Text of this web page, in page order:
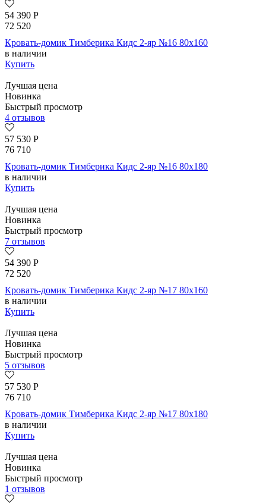
54 390 Р
72 520
Кровать-домик Тимберика Кидс 2-яр №16 80х160
в наличии
Купить
Лучшая цена
Новинка
Быстрый просмотр
4 отзывов
57 530 Р
76 710
Кровать-домик Тимберика Кидс 2-яр №16 80х180
в наличии
Купить
Лучшая цена
Новинка
Быстрый просмотр
7 отзывов
54 390 Р
72 520
Кровать-домик Тимберика Кидс 2-яр №17 80х160
в наличии
Купить
Лучшая цена
Новинка
Быстрый просмотр
5 отзывов
57 530 Р
76 710
Кровать-домик Тимберика Кидс 2-яр №17 80х180
в наличии
Купить
Лучшая цена
Новинка
Быстрый просмотр
1 отзывов